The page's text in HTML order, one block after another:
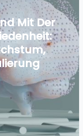
Mit Der